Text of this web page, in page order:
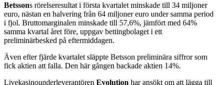
Betssons rörelseresultat i första kvartalet minskade till 34 miljoner
euro, nästan en halvering från 64 miljoner euro under samma period
i fjol. Bruttomarginalen minskade till 57,6%, jämfört med 64%
samma kvartal året före, uppgav bettingbolaget i ett
preliminärbesked på eftermiddagen.
Även efter fjärde kvartalet släppte Betsson preliminära siffror som
fick aktien att falla. Den här gången backade aktien 14%.
Livekasinounderleverantören Evolution har ansökt om att lägga till